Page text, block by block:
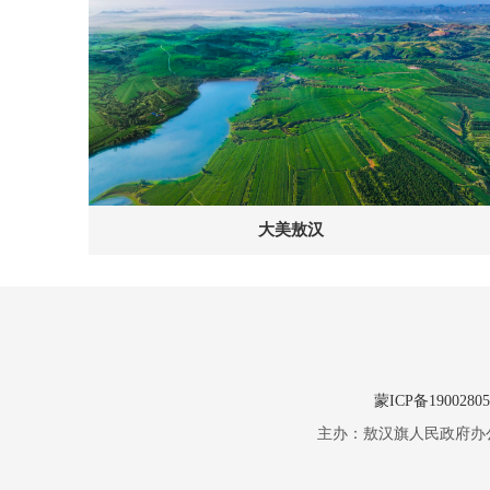
大美敖汉
蒙ICP备
主办：敖汉旗人民政府